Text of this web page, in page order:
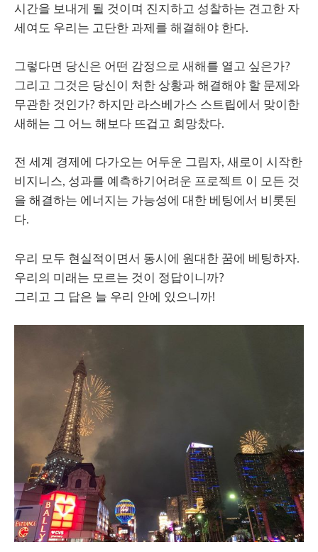
시간을 보내게 될 것이며 진지하고 성찰하는 견고한 자
세여도 우리는 고단한 과제를 해결해야 한다.
그렇다면 당신은 어떤 감정으로 새해를 열고 싶은가?
그리고 그것은 당신이 처한 상황과 해결해야 할 문제와
무관한 것인가? 하지만 라스베가스 스트립에서 맞이한
새해는 그 어느 해보다 뜨겁고 희망찼다.
전 세계 경제에 다가오는 어두운 그림자, 새로이 시작한
비지니스, 성과를 예측하기어려운 프로젝트 이 모든 것
을 해결하는 에너지는 가능성에 대한 베팅에서 비롯된
다.
우리 모두 현실적이면서 동시에 원대한 꿈에 베팅하자.
우리의 미래는 모르는 것이 정답이니까?
그리고 그 답은 늘 우리 안에 있으니까!